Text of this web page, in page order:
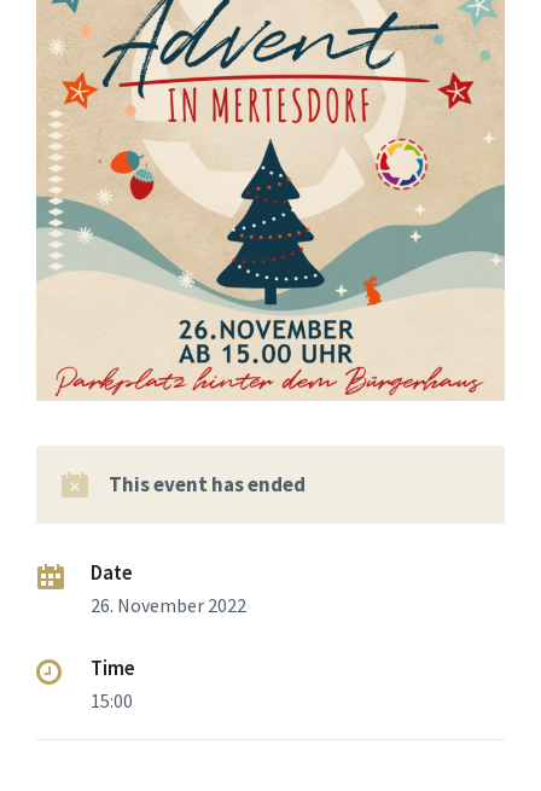
This event has ended
Date
26. November 2022
Time
15:00